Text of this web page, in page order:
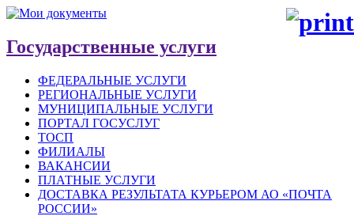
Государственные услуги
ФЕДЕРАЛЬНЫЕ УСЛУГИ
РЕГИОНАЛЬНЫЕ УСЛУГИ
МУНИЦИПАЛЬНЫЕ УСЛУГИ
ПОРТАЛ ГОСУСЛУГ
ТОСП
ФИЛИАЛЫ
ВАКАНСИИ
ПЛАТНЫЕ УСЛУГИ
ДОСТАВКА РЕЗУЛЬТАТА КУРЬЕРОМ АО «ПОЧТА
РОССИИ»